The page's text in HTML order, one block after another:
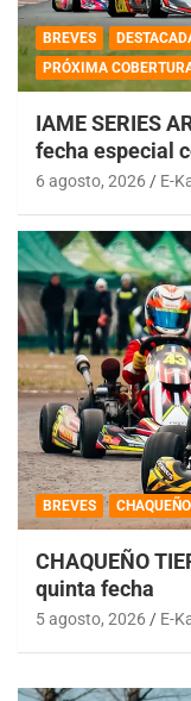
BREVES
PRÓXIMA
IAME SERIES
fecha especial
6 agosto, 2026 E-
BREVES
CHAQUEÑO
quinta fecha
5 agosto, 2026 E-